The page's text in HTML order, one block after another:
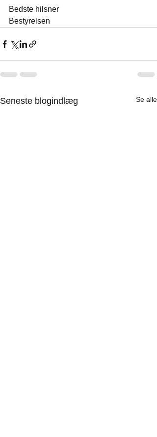
Bedste hilsner
Bestyrelsen
Seneste blogindlæg Se alle